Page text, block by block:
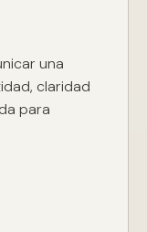
una
claridad
para